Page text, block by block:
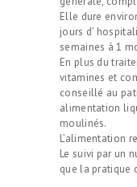
Elle dure
jours d’
semaines à 1
En plus du
vitamines et
conseillé au
alimentation
moulinés.
L’alimentation
Le suivi par un
que la pratique